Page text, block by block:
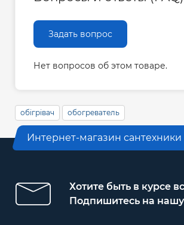
Задать вопрос
Нет вопросов об этом товаре.
обігрівач обогреватель
Интернет-магазин сантехники
Хотите быть в курсе
Подпишитесь на